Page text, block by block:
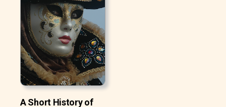
A Short History of